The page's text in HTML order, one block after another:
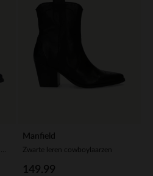
Manfield
Zwarte leren cowboylaarzen
149.99